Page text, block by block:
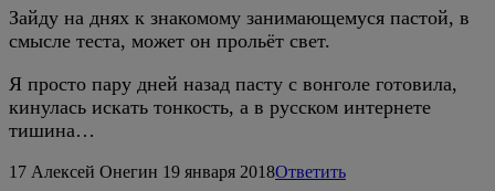
Зайду на днях к знакомому занимающемуся пастой, в
смысле теста, может он прольёт свет.
Я просто пару дней назад пасту с вонголе готовила,
кинулась искать тонкость, а в русском интернете
тишина…
17 Алексей Онегин 19 января 2018Ответить